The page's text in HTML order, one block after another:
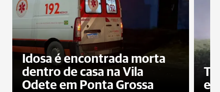
Idosa é encontrada morta
dentro de casa na Vila
Odete em Ponta Grossa
e